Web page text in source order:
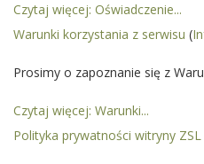
Czytaj więcej: Oświadczenie...
Warunki korzystania z serwisu (
Prosimy o zapoznanie się z
Czytaj więcej: Warunki...
Polityka prywatności witryny